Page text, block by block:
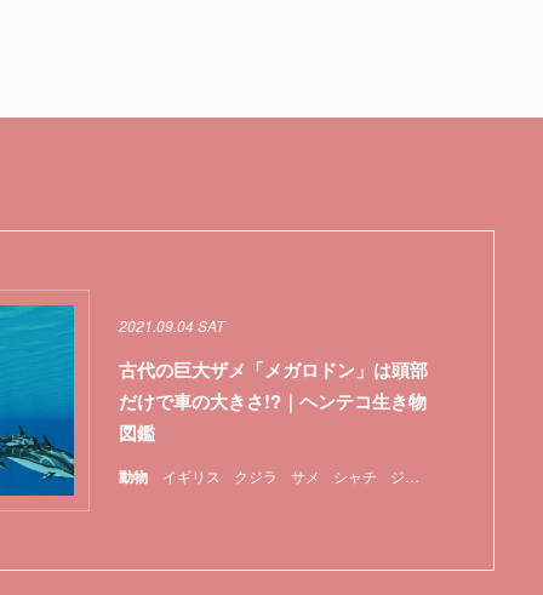
動物 イギリス クジラ サメ シャチ ジュラ紀
2021.09.04 SAT
古代の巨大ザメ「メガロドン」は頭部
だけで車の大きさ!?｜ヘンテコ生き物
図鑑